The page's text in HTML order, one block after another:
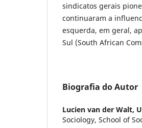
sindicatos gerais
continuaram a
esquerda, em geral,
Sul (South African
Biografia do Autor
Lucien van der Walt,
Sociology, School of